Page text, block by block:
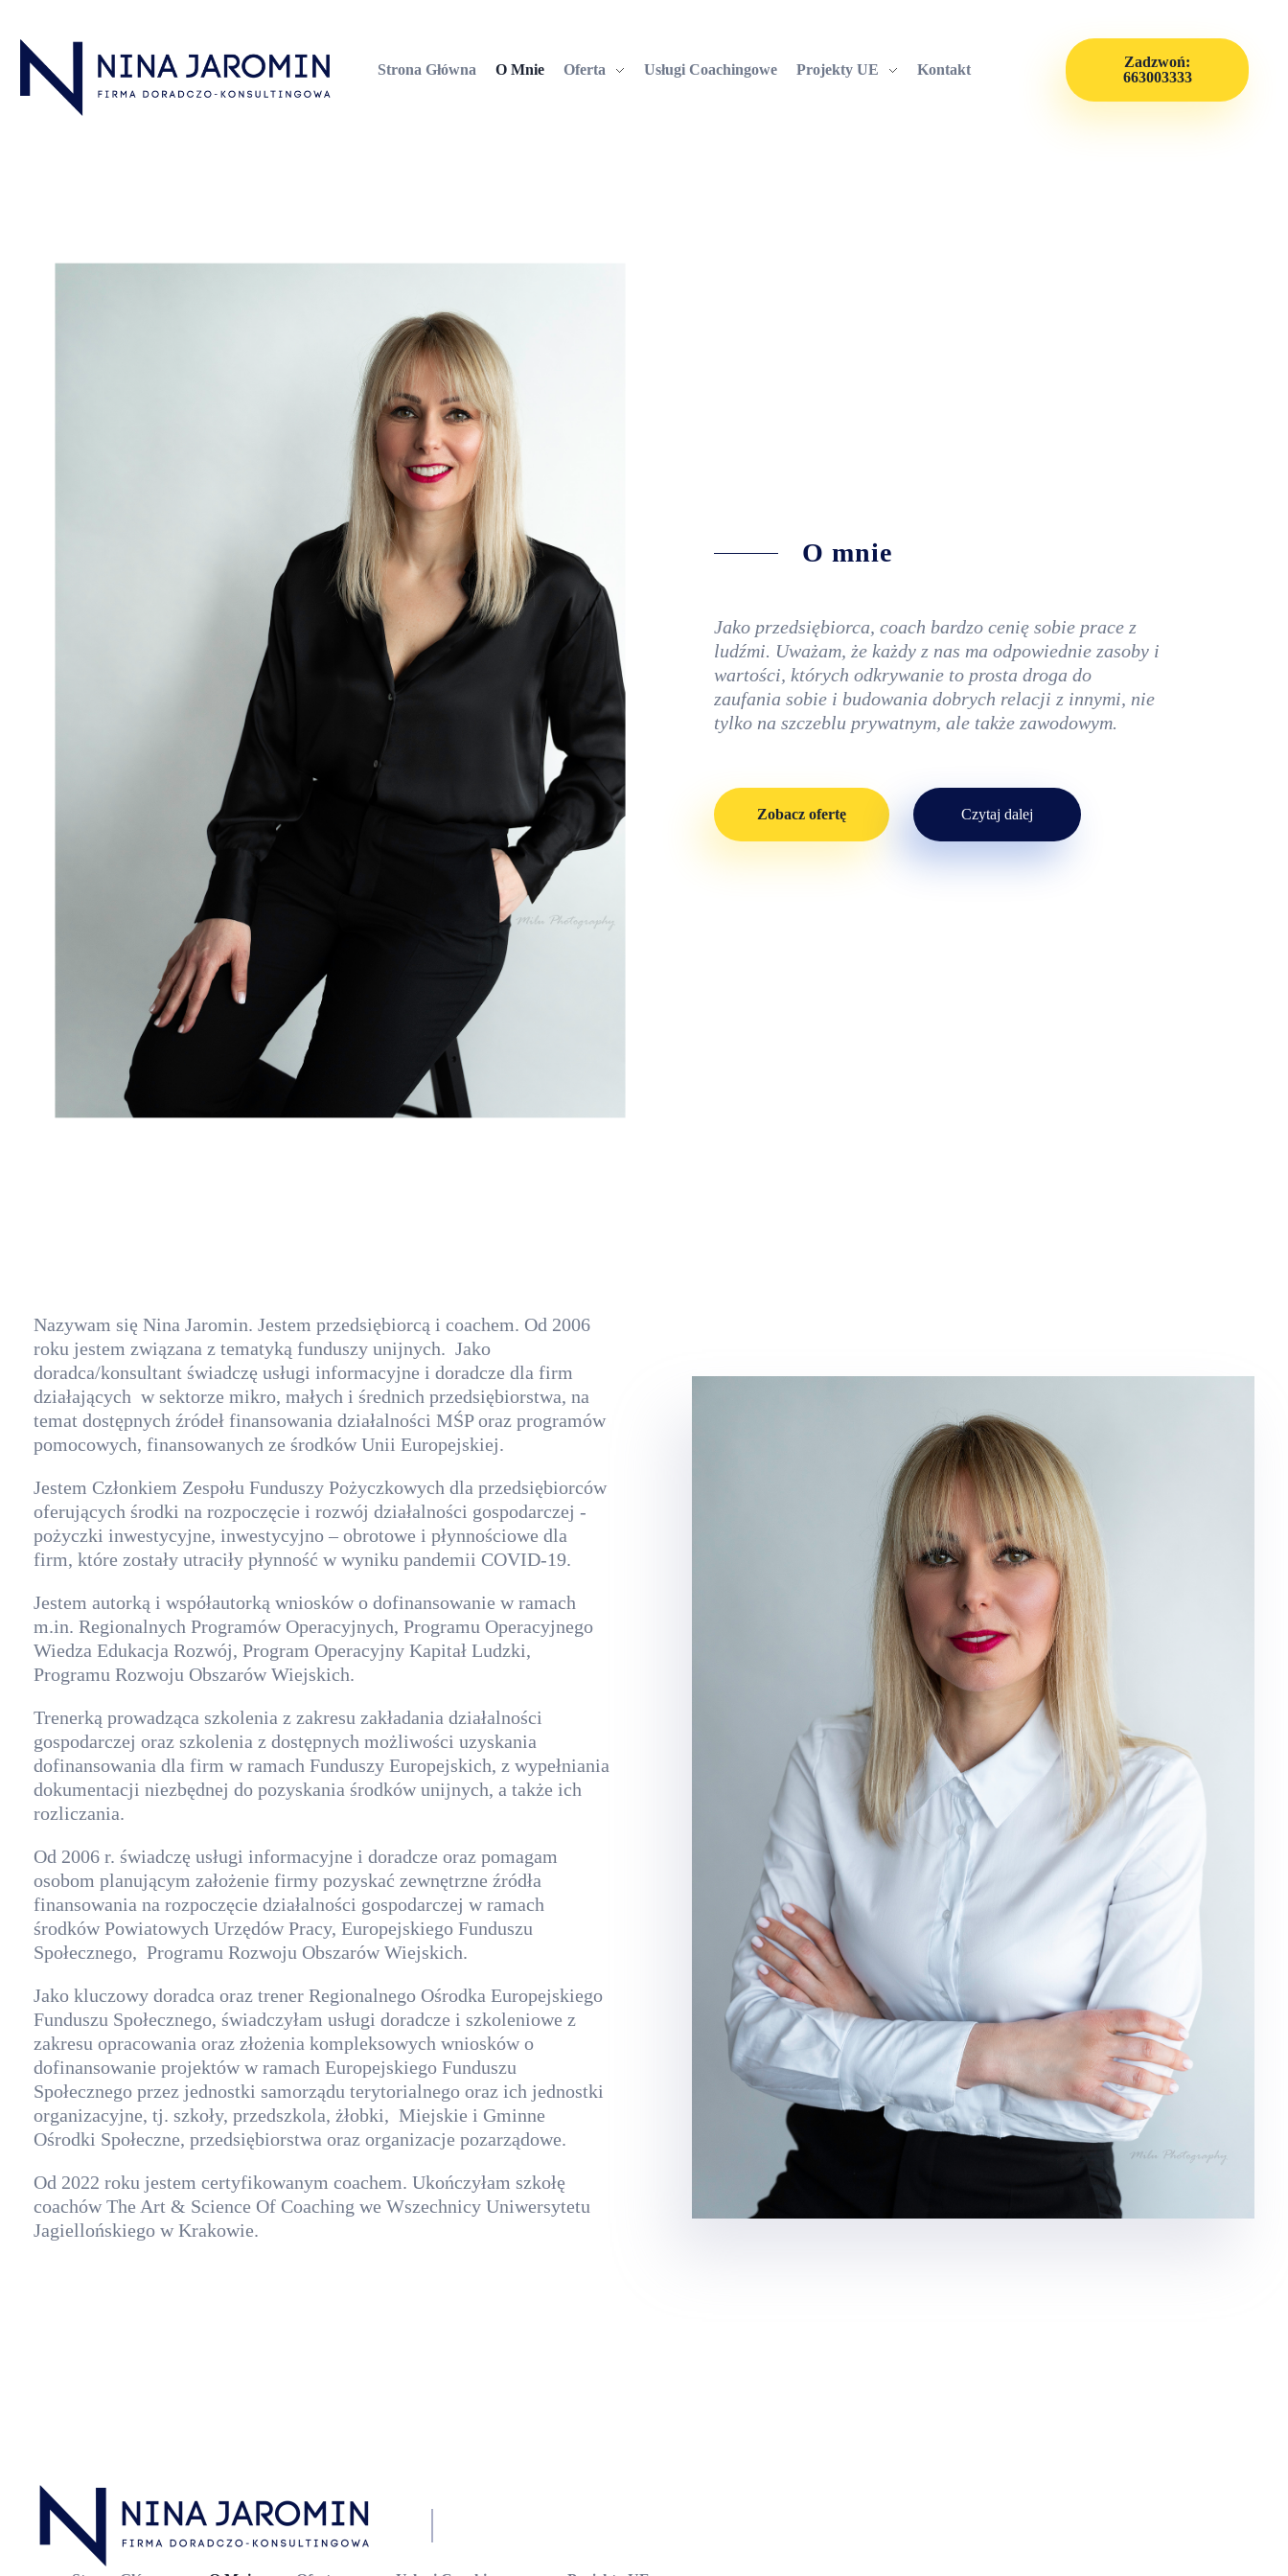
Strona Główna O Mnie Oferta Usługi Coachingowe Projekty UE Kontakt
Zadzwoń:
663003333
O mnie
Jako przedsiębiorca, coach bardzo cenię sobie prace z
ludźmi. Uważam, że każdy z nas ma odpowiednie zasoby i
wartości, których odkrywanie to prosta droga do
zaufania sobie i budowania dobrych relacji z innymi, nie
tylko na szczeblu prywatnym, ale także zawodowym.
Zobacz ofertę Czytaj dalej
Nazywam się Nina Jaromin. Jestem przedsiębiorcą i coachem. Od 2006
roku jestem związana z tematyką funduszy unijnych. Jako
doradca/konsultant świadczę usługi informacyjne i doradcze dla firm
działających w sektorze mikro, małych i średnich przedsiębiorstwa, na
temat dostępnych źródeł finansowania działalności MŚP oraz programów
pomocowych, finansowanych ze środków Unii Europejskiej.
Jestem Członkiem Zespołu Funduszy Pożyczkowych dla przedsiębiorców
oferujących środki na rozpoczęcie i rozwój działalności gospodarczej -
pożyczki inwestycyjne, inwestycyjno – obrotowe i płynnościowe dla
firm, które zostały utraciły płynność w wyniku pandemii COVID-19.
Jestem autorką i współautorką wniosków o dofinansowanie w ramach
m.in. Regionalnych Programów Operacyjnych, Programu Operacyjnego
Wiedza Edukacja Rozwój, Program Operacyjny Kapitał Ludzki,
Programu Rozwoju Obszarów Wiejskich.
Trenerką prowadząca szkolenia z zakresu zakładania działalności
gospodarczej oraz szkolenia z dostępnych możliwości uzyskania
dofinansowania dla firm w ramach Funduszy Europejskich, z wypełniania
dokumentacji niezbędnej do pozyskania środków unijnych, a także ich
rozliczania.
Od 2006 r. świadczę usługi informacyjne i doradcze oraz pomagam
osobom planującym założenie firmy pozyskać zewnętrzne źródła
finansowania na rozpoczęcie działalności gospodarczej w ramach
środków Powiatowych Urzędów Pracy, Europejskiego Funduszu
Społecznego, Programu Rozwoju Obszarów Wiejskich.
Jako kluczowy doradca oraz trener Regionalnego Ośrodka Europejskiego
Funduszu Społecznego, świadczyłam usługi doradcze i szkoleniowe z
zakresu opracowania oraz złożenia kompleksowych wniosków o
dofinansowanie projektów w ramach Europejskiego Funduszu
Społecznego przez jednostki samorządu terytorialnego oraz ich jednostki
organizacyjne, tj. szkoły, przedszkola, żłobki, Miejskie i Gminne
Ośrodki Społeczne, przedsiębiorstwa oraz organizacje pozarządowe.
Od 2022 roku jestem certyfikowanym coachem. Ukończyłam szkołę
coachów The Art & Science Of Coaching we Wszechnicy Uniwersytetu
Jagiellońskiego w Krakowie.